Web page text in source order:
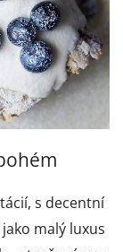
s decentní
malý luxus